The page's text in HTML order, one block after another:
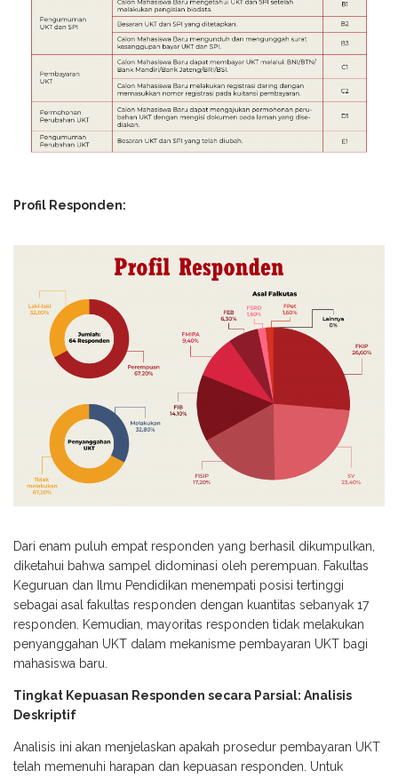
Profil Responden:
Dari enam puluh empat responden yang berhasil dikumpulkan,
diketahui bahwa sampel didominasi oleh perempuan. Fakultas
Keguruan dan Ilmu Pendidikan menempati posisi tertinggi
sebagai asal fakultas responden dengan kuantitas sebanyak 17
responden. Kemudian, mayoritas responden tidak melakukan
penyanggahan UKT dalam mekanisme pembayaran UKT bagi
mahasiswa baru.
Tingkat Kepuasan Responden secara Parsial: Analisis
Deskriptif
Analisis ini akan menjelaskan apakah prosedur pembayaran UKT
telah memenuhi harapan dan kepuasan responden. Untuk